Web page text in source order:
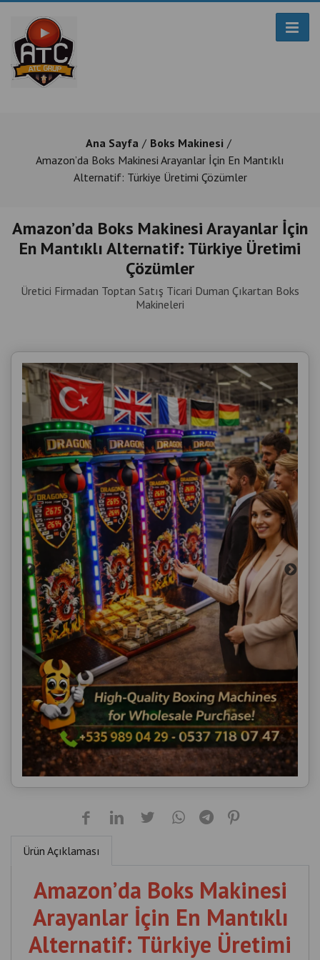
Ana Sayfa
Boks Makinesi
Amazon’da Boks Makinesi Arayanlar İçin En Mantıklı
Alternatif: Türkiye Üretimi Çözümler
Amazon’da Boks Makinesi Arayanlar İçin
En Mantıklı Alternatif: Türkiye Üretimi
Çözümler
Üretici Firmadan Toptan Satış Ticari Duman Çıkartan Boks
Makineleri
Ürün Açıklaması
Amazon’da Boks Makinesi
Arayanlar İçin En Mantıklı
Alternatif: Türkiye Üretimi